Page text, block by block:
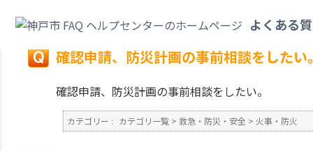
よくある
戻る
確認申請、防災計画の事前相談をしたい
確認申請、防災計画の事前相談をしたい。
カテゴリー : カテゴリ一覧 > 救急・防災・安全 > 火事・防火